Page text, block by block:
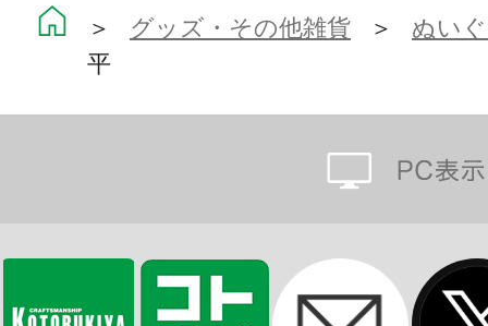
可愛い「ぴたぬい」たちとステキ
※画像は開発中のイメージです。実
＞ グッズ・その他雑貨 ＞ ぬい
平